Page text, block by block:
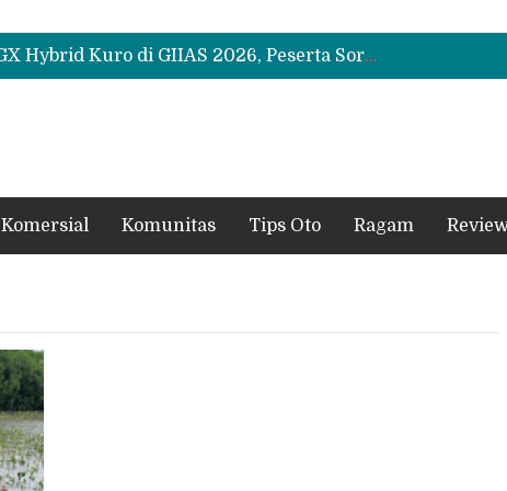
Beli Mobil Jangan Cuma Lihat Cicilan, TAF dan OJK Tekankan Pentingnya Literasi Keuangan
Test Drive Suzuki Fronx SGX Hybrid Kuro di GIIAS 2026, Peserta Soroti Desain Sporty dan DVR
Leapmotor Mulai Perakitan Lokal di Indonesia, B10 dan C10 Jadi Model Perdana
Komersial Komunitas Tips Oto Ragam